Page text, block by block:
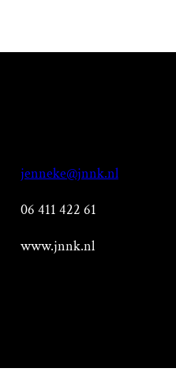
jenneke@jnnk.nl
06 411 422 61
www.jnnk.nl